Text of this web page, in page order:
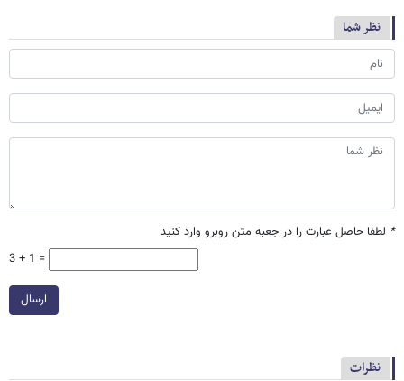
نظر شما
* لطفا حاصل عبارت را در جعبه متن روبرو وارد کنید
3 + 1 =
ارسال
نظرات